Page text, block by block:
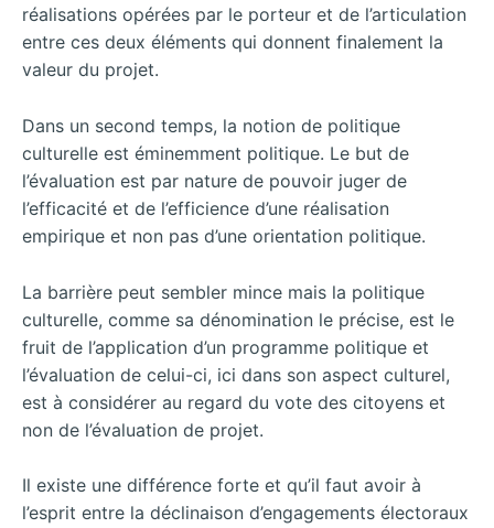
réalisations opérées par le porteur et de l’articulation
entre ces deux éléments qui donnent finalement la
valeur du projet.
Dans un second temps, la notion de politique
culturelle est éminemment politique. Le but de
l’évaluation est par nature de pouvoir juger de
l’efficacité et de l’efficience d’une réalisation
empirique et non pas d’une orientation politique.
La barrière peut sembler mince mais la politique
culturelle, comme sa dénomination le précise, est le
fruit de l’application d’un programme politique et
l’évaluation de celui-ci, ici dans son aspect culturel,
est à considérer au regard du vote des citoyens et
non de l’évaluation de projet.
Il existe une différence forte et qu’il faut avoir à
l’esprit entre la déclinaison d’engagements électoraux